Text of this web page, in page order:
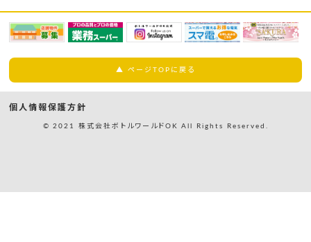
▲ ページTOPに戻る
個人情報保護方針
© 2021 株式会社ボトルワールドOK All Rights Reserved.